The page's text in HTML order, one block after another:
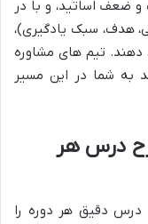
و ضعف اساتید، و با در
هدف، سبک یادگیری)،
دهند. تیم های مشاوره
به شما در این مسیر
درس هر
درس دقیق هر دوره را